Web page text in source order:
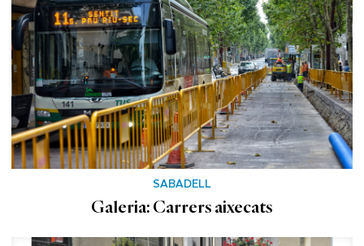
SABADELL
Galeria: Carrers aixecats